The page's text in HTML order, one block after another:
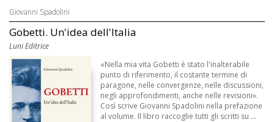
Giovanni Spadolini
Gobetti. Un'idea dell'Italia
Luni Editrice
«Nella mia vita Gobetti è stato l'inalterabile
punto di riferimento, il costante termine di
paragone, nelle convergenze, nelle discussioni,
negli approfondimenti, anche nelle revisioni».
Così scrive Giovanni Spadolini nella prefazione
al volume. Il libro raccoglie tutti gli scritti su ...